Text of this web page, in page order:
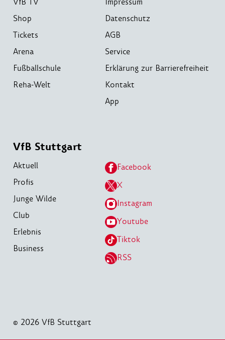
Shop
Tickets
Arena
Fußballschule
Reha-Welt
Datenschutz
AGB
Service
Erklärung zur Barrierefreiheit
Kontakt
App
VfB Stuttgart
Aktuell
Profis
Junge Wilde
Club
Erlebnis
Business
Facebook
X
Instagram
Youtube
Tiktok
RSS
© 2026 VfB Stuttgart